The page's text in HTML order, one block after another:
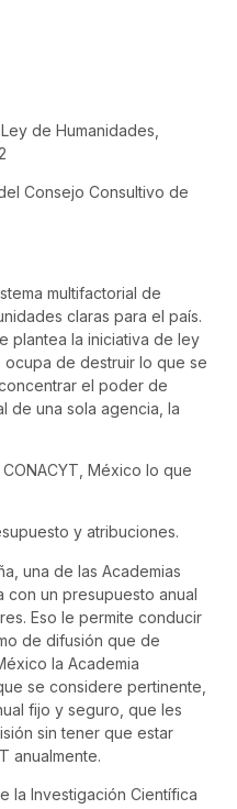
de Humanidades,
Consejo Consultivo de
multifactorial de
claras para el país.
plantea la iniciativa de ley
de destruir lo que se
el poder de
de una sola agencia, la
México lo que
y atribuciones.
una de las Academias
con un presupuesto anual
Eso le permite conducir
de difusión que de
la Academia
se considere pertinente,
fijo y seguro, que les
sin tener que estar
anualmente.
la Investigación Científica